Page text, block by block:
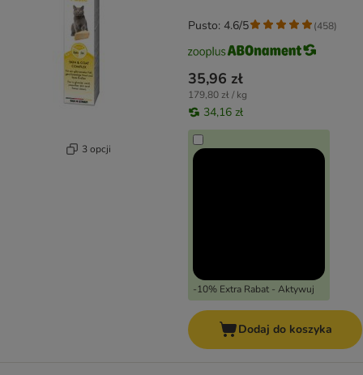
3 opcji
35,96 zł
179,80 zł / kg
34,16 zł
-10% Extra Rabat - Aktywuj
Pusto: 4.6/5 (458)
Dodaj do koszyka